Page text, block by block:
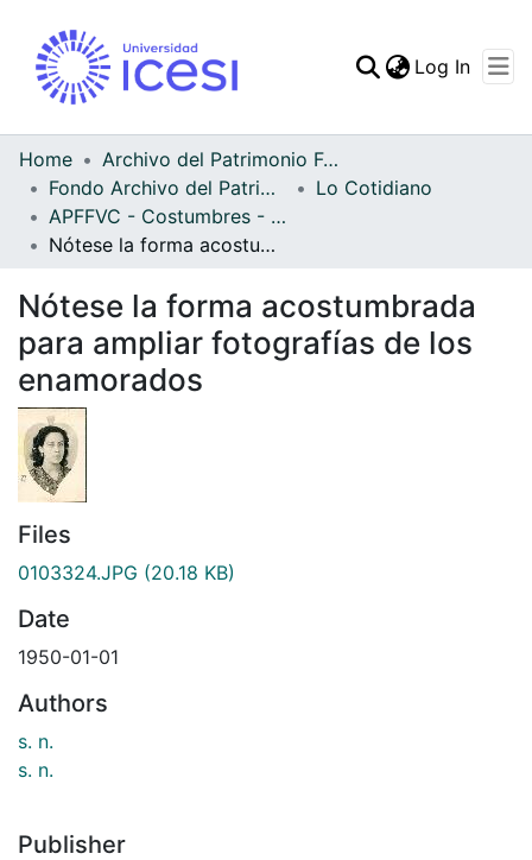
Statistics
Log In
Home
Archivo del Patrimonio Fotográfico y Fílmico del Valle del Cauca
Fondo Archivo del Patrimonio Fotográfico y Fílmico del Valle del Cauca
Lo Cotidiano
APFFVC - Costumbres - Patrimonial
Nótese la forma acostumbrada para ampliar fotografías de los enamorados
Nótese la forma acostumbrada
para ampliar fotografías de los
enamorados
Files
0103324.JPG (20.18 KB)
Date
1950-01-01
Authors
s. n.
s. n.
Publisher